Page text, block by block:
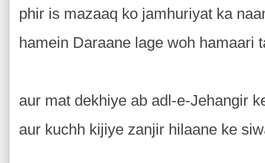
phir is mazaaq ko jamhuriyat ka
hamein Daraane lage woh hamaari
aur mat dekhiye ab adl-e-Jehangir
aur kuchh kijiye zanjir hilaane ke